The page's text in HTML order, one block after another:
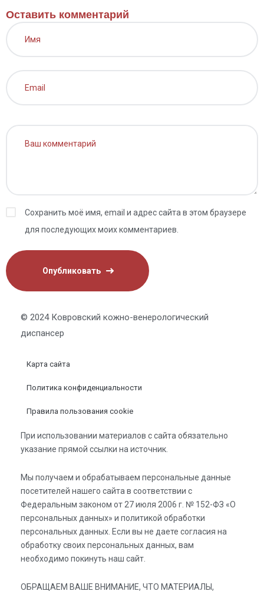
Оставить комментарий
Сохранить моё имя, email и адрес сайта в этом браузере
для последующих моих комментариев.
© 2024 Ковровский кожно-венерологический
диспансер
Карта сайта
Политика конфиденциальности
Правила пользования cookie
При использовании материалов с сайта обязательно
указание прямой ссылки на источник.
Мы получаем и обрабатываем персональные данные
посетителей нашего сайта в соответствии с
Федеральным законом от 27 июля 2006 г. № 152-ФЗ «О
персональных данных» и политикой обработки
персональных данных. Если вы не даете согласия на
обработку своих персональных данных, вам
необходимо покинуть наш сайт.
ОБРАЩАЕМ ВАШЕ ВНИМАНИЕ, ЧТО МАТЕРИАЛЫ,